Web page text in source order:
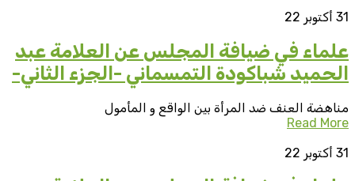
31 أكتوبر 22
علماء في ضيافة المجلس عن العلامة عبد
الحميد شباكودة التمسماني -الجزء الثاني-
مناهضة العنف ضد المرأة بين الواقع و المأمول
Read More
31 أكتوبر 22